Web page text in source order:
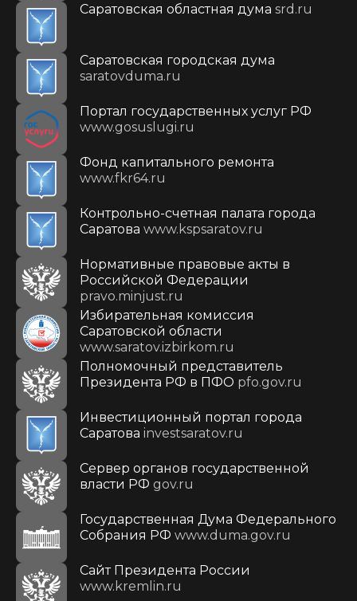
Саратовская областная дума srd.ru
Саратовская городская дума
saratovduma.ru
Портал государственных услуг РФ
www.gosuslugi.ru
Фонд капитального ремонта
www.fkr64.ru
Контрольно-счетная палата города
Саратова www.kspsaratov.ru
Нормативные правовые акты в
Российской Федерации
pravo.minjust.ru
Избирательная комиссия
Саратовской области
www.saratov.izbirkom.ru
Полномочный представитель
Президента РФ в ПФО pfo.gov.ru
Инвестиционный портал города
Саратова investsaratov.ru
Сервер органов государственной
власти РФ gov.ru
Государственная Дума Федерального
Собрания РФ www.duma.gov.ru
Cайт Президента России
www.kremlin.ru